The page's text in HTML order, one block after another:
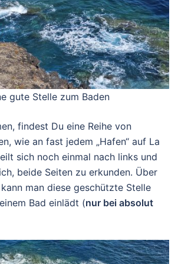
gute Stelle zum Baden
findest Du eine Reihe von
wie an fast jedem „Hafen“ auf La
sich noch einmal nach links und
beide Seiten zu erkunden. Über
man diese geschützte Stelle
Bad einlädt (nur bei absolut